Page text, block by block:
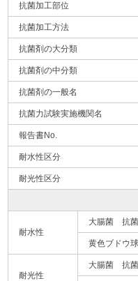
抗菌加工部位
抗菌加工方法
抗菌剤の大分類
抗菌剤の中分類
抗菌剤の一般名
抗菌力試験実施機関名
報告書No.
耐水性区分
耐光性区分
耐水性
大腸菌 抗
黄色ブドウ
耐光性
大腸菌 抗